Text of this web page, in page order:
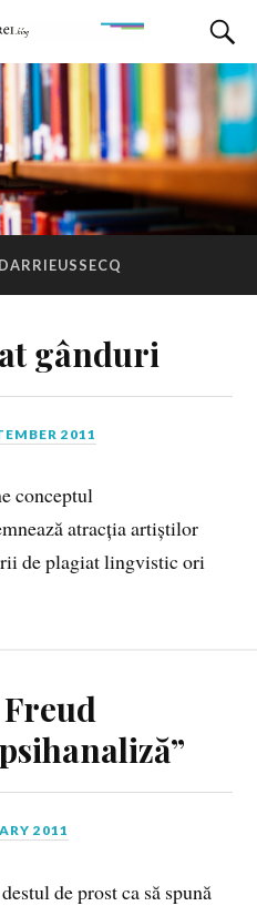
gânduri
2011
conceptul
atracția artiștilor
de plagiat lingvistic ori
2011
de prost ca să spună